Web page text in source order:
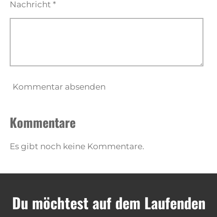
Nachricht *
Kommentar absenden
Kommentare
Es gibt noch keine Kommentare.
Du möchtest auf dem Laufenden